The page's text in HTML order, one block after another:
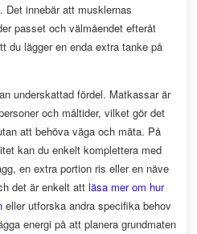
Det innebär att musklernas
passet och välmåendet efteråt
du lägger en enda extra tanke på
underskattad fördel. Matkassar är
och måltider, vilket gör det
att behöva väga och mäta. På
kan du enkelt komplettera med
en extra portion ris eller en näve
det är enkelt attläsa mer om hur
eller utforska andra specifika behov
energi på att planera grundmaten